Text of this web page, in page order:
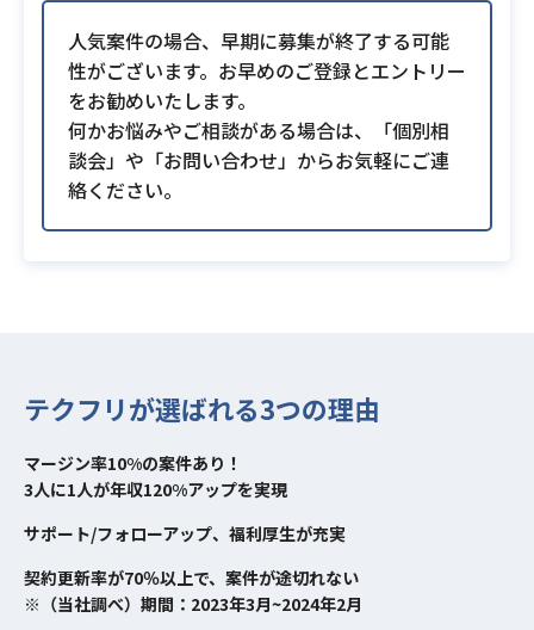
人気案件の場合、早期に募集が終了する可能
性がございます。お早めのご登録とエントリー
をお勧めいたします。
何かお悩みやご相談がある場合は、「個別相
談会」や「お問い合わせ」からお気軽にご連
絡ください。
テクフリが選ばれる3つの理由
マージン率10%の案件あり！
3人に1人が年収120%アップを実現
サポート/フォローアップ、福利厚生が充実
契約更新率が70％以上で、案件が途切れない
※（当社調べ）期間：2023年3月~2024年2月